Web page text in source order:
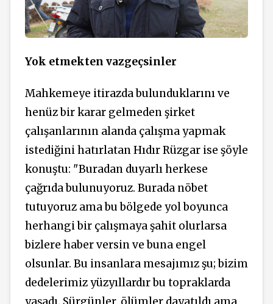
Yok etmekten vazgeçsinler
Mahkemeye itirazda bulunduklarını ve
henüz bir karar gelmeden şirket
çalışanlarının alanda çalışma yapmak
istediğini hatırlatan Hıdır Rüzgar ise şöyle
konuştu: "Buradan duyarlı herkese
çağrıda bulunuyoruz. Burada nöbet
tutuyoruz ama bu bölgede yol boyunca
herhangi bir çalışmaya şahit olurlarsa
bizlere haber versin ve buna engel
olsunlar. Bu insanlara mesajımız şu; bizim
dedelerimiz yüzyıllardır bu topraklarda